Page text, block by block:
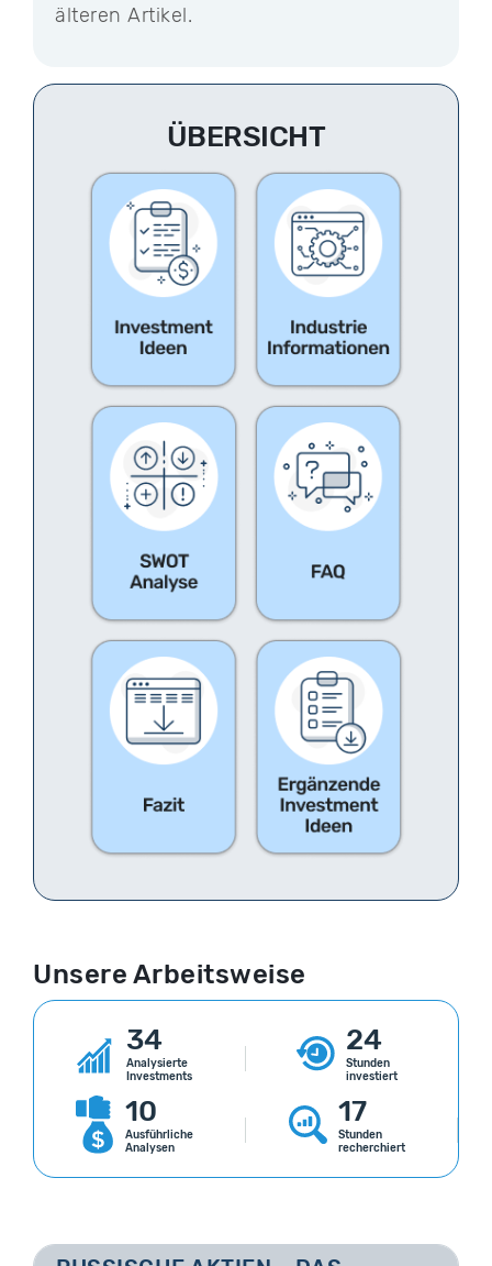
älteren Artikel.
ÜBERSICHT
Unsere Arbeitsweise
34
Analysierte
Investments
24
Stunden
investiert
17
Stunden
recherchiert
10
Ausführliche
Analysen